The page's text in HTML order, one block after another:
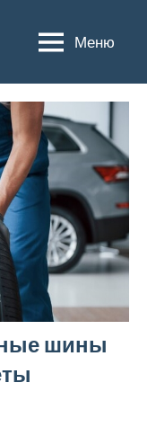
Меню
шины